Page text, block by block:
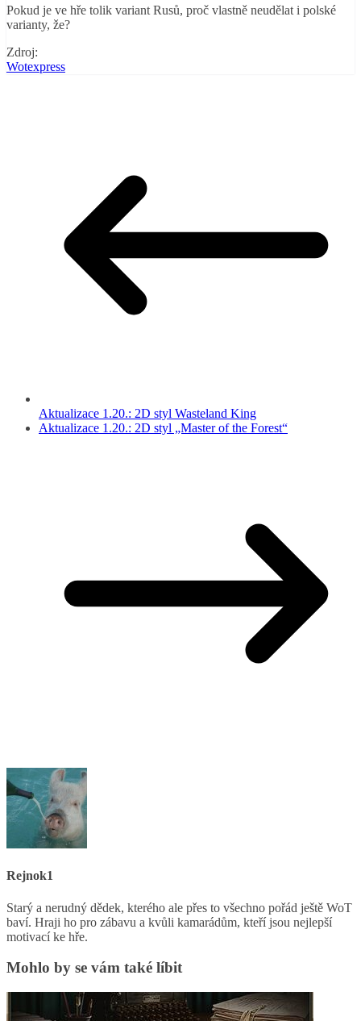
Pokud je ve hře tolik variant Rusů, proč vlastně neudělat i polské
varianty, že?
Zdroj:
Wotexpress
Aktualizace 1.20.: 2D styl Wasteland King
Aktualizace 1.20.: 2D styl „Master of the Forest“
Rejnok1
Starý a nerudný dědek, kterého ale přes to všechno pořád ještě WoT
baví. Hraji ho pro zábavu a kvůli kamarádům, kteří jsou nejlepší
motivací ke hře.
Mohlo by se vám také líbit